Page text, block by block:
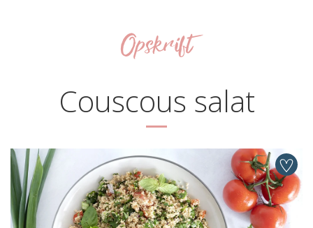
Opskrift
Couscous salat